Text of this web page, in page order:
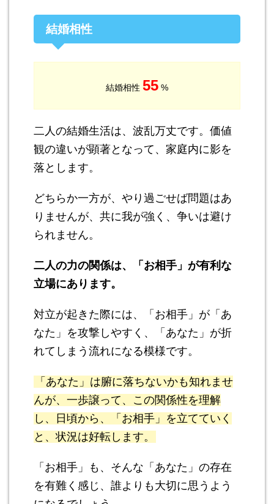
結婚相性
結婚相性 55 %
二人の結婚生活は、波乱万丈です。価値
観の違いが顕著となって、家庭内に影を
落とします。
どちらか一方が、やり過ごせば問題はあ
りませんが、共に我が強く、争いは避け
られません。
二人の力の関係は、「お相手」が有利な
立場にあります。
対立が起きた際には、「お相手」が「あ
なた」を攻撃しやすく、「あなた」が折
れてしまう流れになる模様です。
「あなた」は腑に落ちないかも知れませ
んが、一歩譲って、この関係性を理解
し、日頃から、「お相手」を立てていく
と、状況は好転します。
「お相手」も、そんな「あなた」の存在
を有難く感じ、誰よりも大切に思うよう